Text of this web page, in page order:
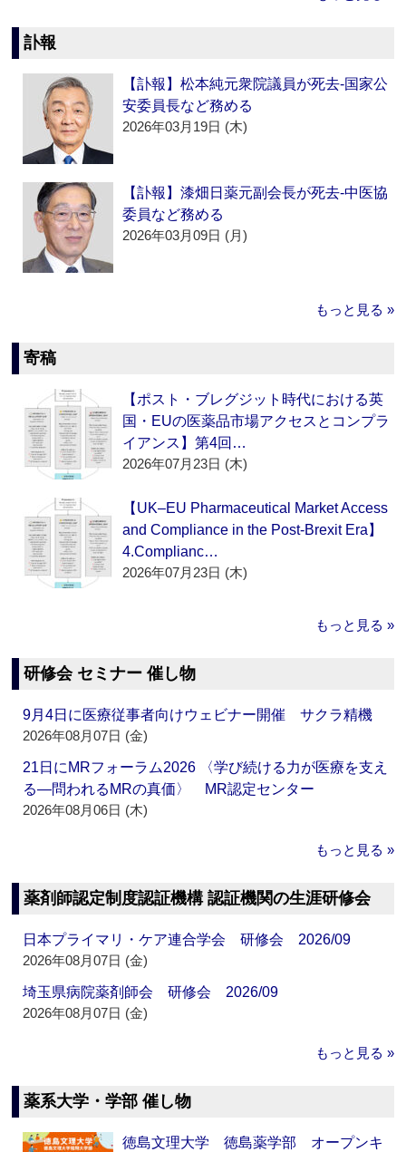
訃報
【訃報】松本純元衆院議員が死去‐国家公
安委員長など務める
2026年03月19日 (木)
【訃報】漆畑日薬元副会長が死去‐中医協
委員など務める
2026年03月09日 (月)
もっと見る »
寄稿
【ポスト・ブレグジット時代における英
国・EUの医薬品市場アクセスとコンプラ
イアンス】第4回…
2026年07月23日 (木)
【UK–EU Pharmaceutical Market Access
and Compliance in the Post-Brexit Era】
4.Complianc…
2026年07月23日 (木)
もっと見る »
研修会 セミナー 催し物
9月4日に医療従事者向けウェビナー開催 サクラ精機
2026年08月07日 (金)
21日にMRフォーラム2026 〈学び続ける力が医療を支え
る―問われるMRの真価〉 MR認定センター
2026年08月06日 (木)
もっと見る »
薬剤師認定制度認証機構 認証機関の生涯研修会
日本プライマリ・ケア連合学会 研修会 2026/09
2026年08月07日 (金)
埼玉県病院薬剤師会 研修会 2026/09
2026年08月07日 (金)
もっと見る »
薬系大学・学部 催し物
徳島文理大学 徳島薬学部 オープンキ